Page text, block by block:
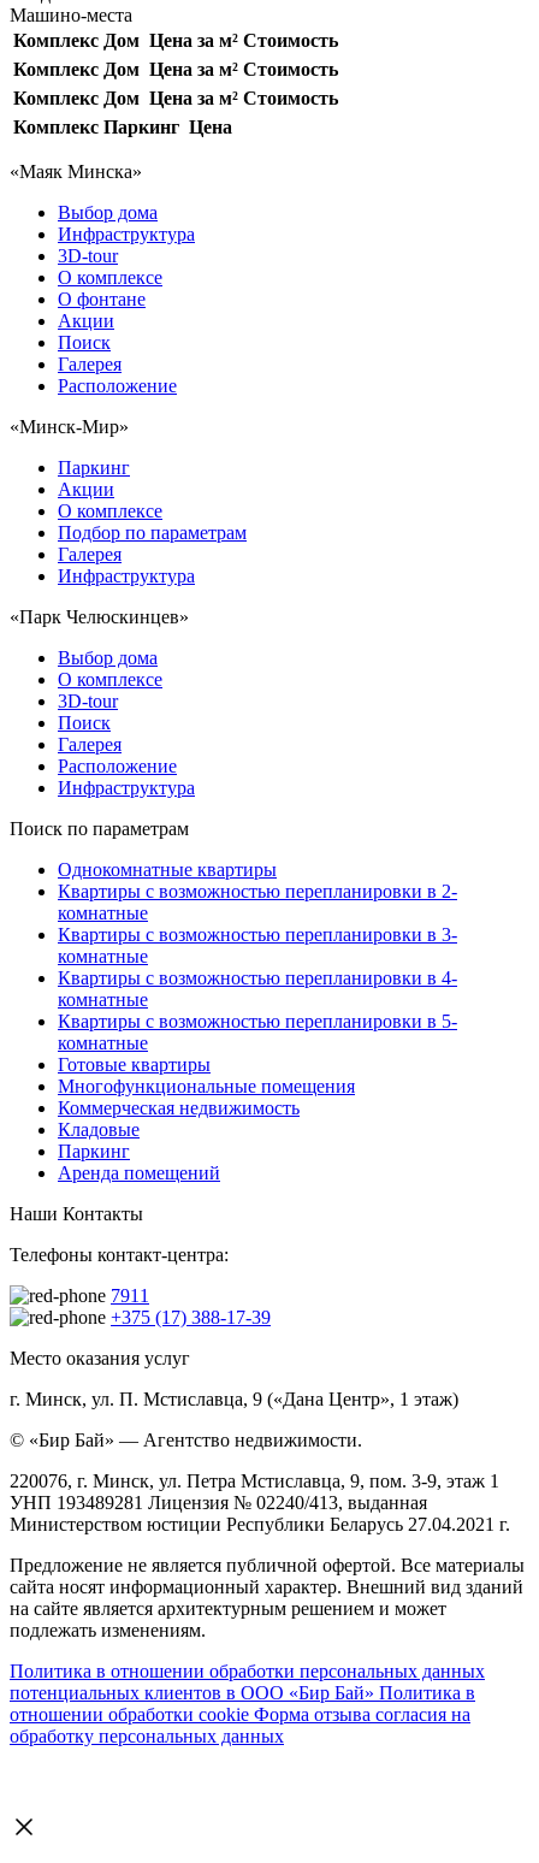
Машино-места
Комплекс Дом Цена за м² Стоимость
Комплекс Дом Цена за м² Стоимость
Комплекс Дом Цена за м² Стоимость
Комплекс Паркинг Цена
«Маяк Минска»
Выбор дома
Инфраструктура
3D-tour
О комплексе
О фонтане
Акции
Поиск
Галерея
Расположение
«Минск-Мир»
Паркинг
Акции
О комплексе
Подбор по параметрам
Галерея
Инфраструктура
«Парк Челюскинцев»
Выбор дома
О комплексе
3D-tour
Поиск
Галерея
Расположение
Инфраструктура
Поиск по параметрам
Однокомнатные квартиры
Квартиры с возможностью перепланировки в 2-
комнатные
Квартиры с возможностью перепланировки в 3-
комнатные
Квартиры с возможностью перепланировки в 4-
комнатные
Квартиры с возможностью перепланировки в 5-
комнатные
Готовые квартиры
Многофункциональные помещения
Коммерческая недвижимость
Кладовые
Паркинг
Аренда помещений
Наши Контакты
Телефоны контакт-центра:
7911
+375 (17) 388-17-39
Место оказания услуг
г. Минск, ул. П. Мстиславца, 9 («Дана Центр», 1 этаж)
© «Бир Бай» — Агентство недвижимости.
220076, г. Минск, ул. Петра Мстиславца, 9, пом. 3-9, этаж 1
УНП 193489281 Лицензия № 02240/413, выданная
Министерством юстиции Республики Беларусь 27.04.2021 г.
Предложение не является публичной офертой. Все материалы
сайта носят информационный характер. Внешний вид зданий
на сайте является архитектурным решением и может
подлежать изменениям.
Политика в отношении обработки персональных данных
потенциальных клиентов в ООО «Бир Бай» Политика в
отношении обработки cookie Форма отзыва согласия на
обработку персональных данных